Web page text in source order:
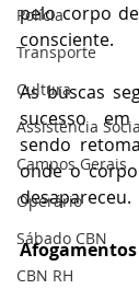
Polícia
Transporte
Cultura
Assistência
Campos Gerais
Operário
Sábado CBN
CBN RH
pelo corpo
consciente.
As buscas
sucesso
sendo
onde o
desapareceu.
Afogamentos